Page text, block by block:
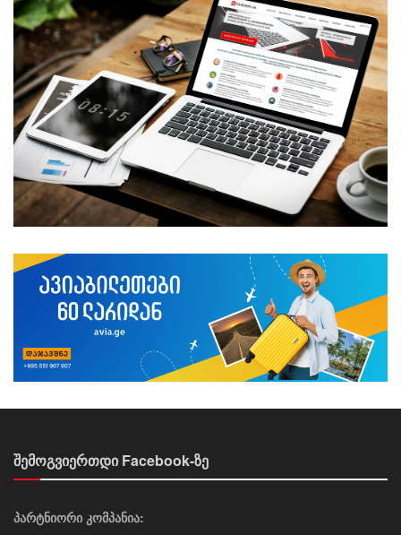
შემოგვიერთდი Facebook-ზე
პარტნიორი კომპანია: